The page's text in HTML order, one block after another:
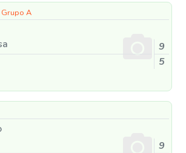
Grupo A
9
5
9